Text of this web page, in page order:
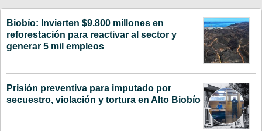
Biobío: Invierten $9.800 millones en
reforestación para reactivar al sector y
generar 5 mil empleos
Prisión preventiva para imputado por
secuestro, violación y tortura en Alto Biobío